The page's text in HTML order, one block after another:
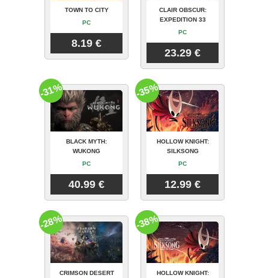
TOWN TO CITY
PC
8.19 €
CLAIR OBSCUR:
EXPEDITION 33
PC
23.29 €
BLACK MYTH:
WUKONG
PC
40.99 €
-31%
HOLLOW KNIGHT:
SILKSONG
PC
12.99 €
-35%
CRIMSON DESERT
-28%
HOLLOW KNIGHT:
-38%